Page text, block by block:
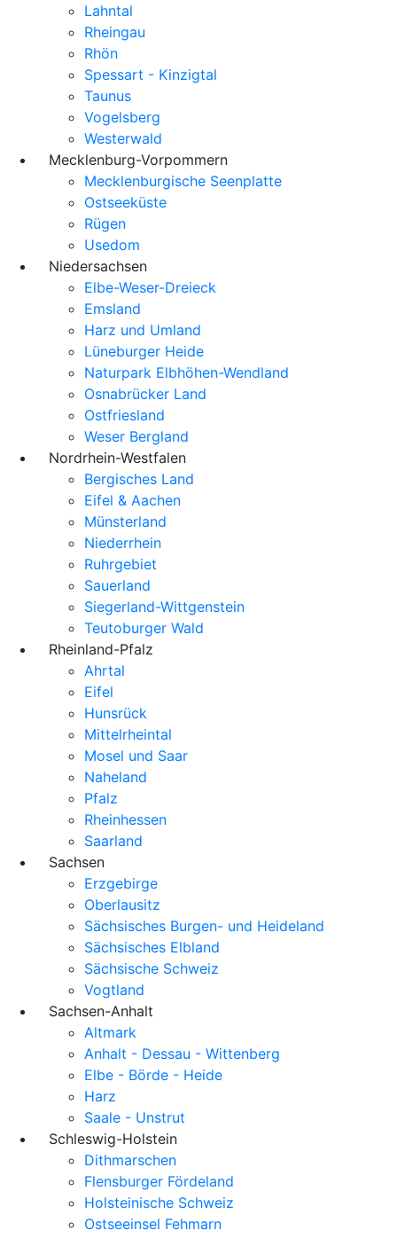
Lahntal
Rheingau
Rhön
Spessart - Kinzigtal
Taunus
Vogelsberg
Westerwald
Mecklenburg-Vorpommern
Mecklenburgische Seenplatte
Ostseeküste
Rügen
Usedom
Niedersachsen
Elbe-Weser-Dreieck
Emsland
Harz und Umland
Lüneburger Heide
Naturpark Elbhöhen-Wendland
Osnabrücker Land
Ostfriesland
Weser Bergland
Nordrhein-Westfalen
Bergisches Land
Eifel & Aachen
Münsterland
Niederrhein
Ruhrgebiet
Sauerland
Siegerland-Wittgenstein
Teutoburger Wald
Rheinland-Pfalz
Ahrtal
Eifel
Hunsrück
Mittelrheintal
Mosel und Saar
Naheland
Pfalz
Rheinhessen
Saarland
Sachsen
Erzgebirge
Oberlausitz
Sächsisches Burgen- und Heideland
Sächsisches Elbland
Sächsische Schweiz
Vogtland
Sachsen-Anhalt
Altmark
Anhalt - Dessau - Wittenberg
Elbe - Börde - Heide
Harz
Saale - Unstrut
Schleswig-Holstein
Dithmarschen
Flensburger Fördeland
Holsteinische Schweiz
Ostseeinsel Fehmarn